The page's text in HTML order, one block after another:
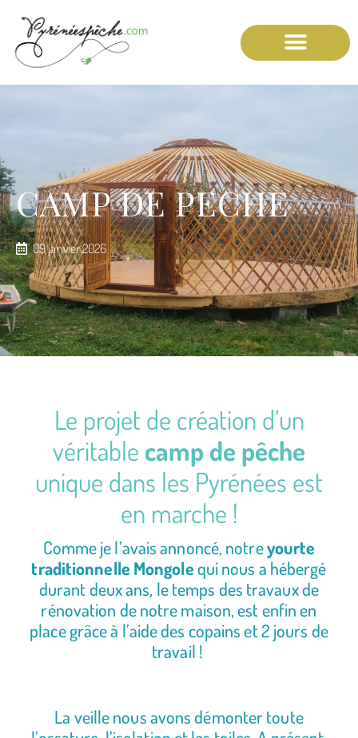
CAMP DE PECHE
09 janvier 2026
Le projet de création d’un
véritable camp de pêche
unique dans les Pyrénées est
en marche !
Comme je l’avais annoncé, notreyourte
traditionnelle Mongole qui nous a hébergé
durant deux ans, le temps des travaux de
rénovation de notre maison, est enfin en
place grâce à l’aide des copains et 2 jours de
travail !
La veille nous avons démonter toute